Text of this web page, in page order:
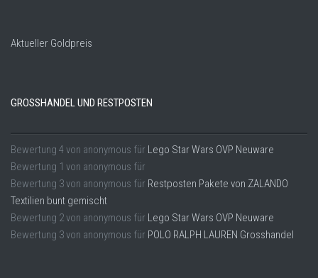
Aktueller Goldpreis
GROSSHANDEL UND RESTPOSTEN
Bewertung 4 von anonymous für Lego Star Wars OVP Neuware
Bewertung 1 von anonymous für
Bewertung 3von anonymous für Restposten Pakete von ZALANDO
Textilien bunt gemischt
Bewertung 2von anonymous für Lego Star Wars OVP Neuware
Bewertung 3von anonymous für POLO RALPH LAUREN Grosshandel